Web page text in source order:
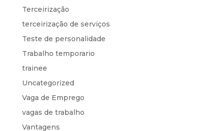
Terceirização
terceirização de serviços
Teste de personalidade
Trabalho temporario
trainee
Uncategorized
Vaga de Emprego
vagas de trabalho
Vantagens